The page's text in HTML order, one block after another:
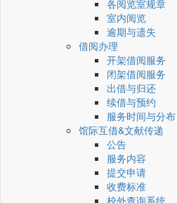
各阅览室规章
室内阅览
逾期与遗失
借阅办理
开架借阅服务
闭架借阅服务
出借与归还
续借与预约
服务时间与分布
馆际互借&文献传递
公告
服务内容
提交申请
收费标准